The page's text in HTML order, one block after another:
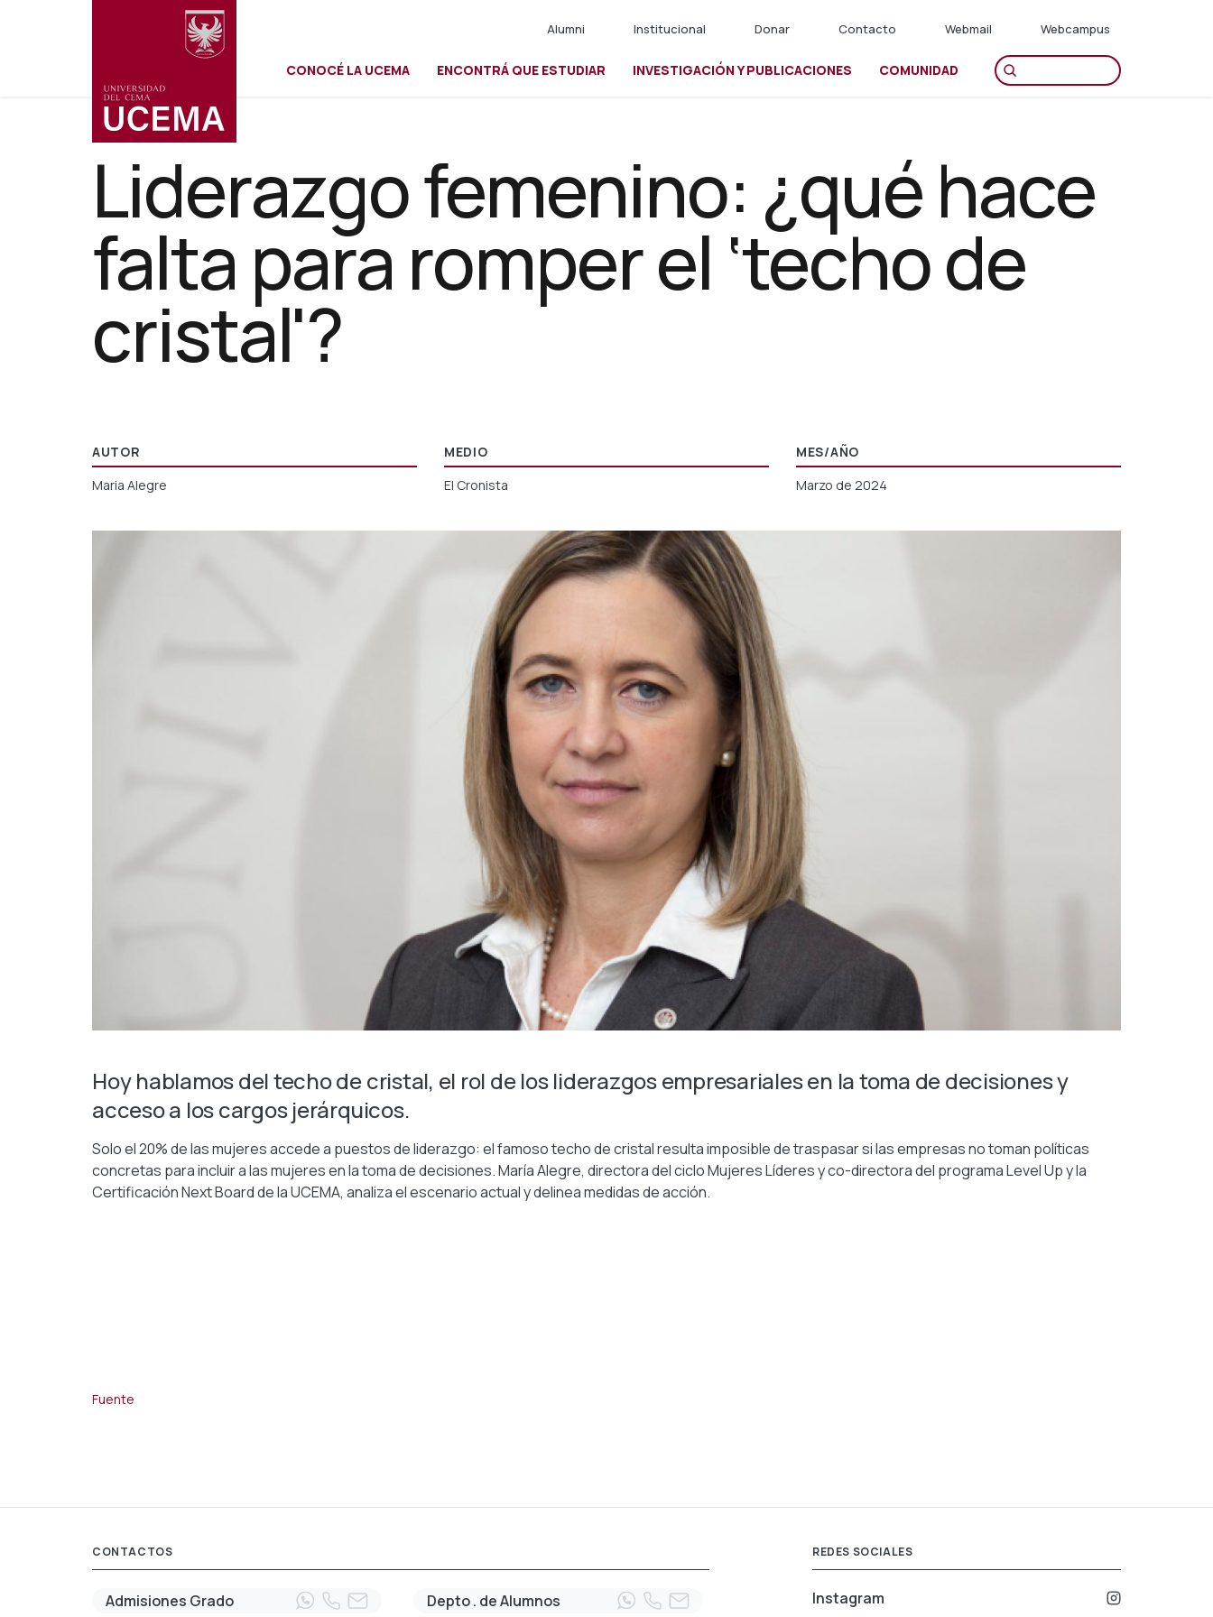
Menú
secundario
Alumni Institucional Donar Contacto Webmail Webcampus
CONOCÉ LA UCEMA ENCONTRÁ QUE ESTUDIAR INVESTIGACIÓN Y PUBLICACIONES COMUNIDAD
Liderazgo femenino: ¿qué hace
falta para romper el ‘techo de
cristal'?
AUTOR
Maria Alegre
MEDIO
El Cronista
MES/AÑO
Marzo de 2024
Hoy hablamos del techo de cristal, el rol de los liderazgos empresariales en la toma de decisiones y
acceso a los cargos jerárquicos.
Solo el 20% de las mujeres accede a puestos de liderazgo: el famoso techo de cristal resulta imposible de traspasar si las empresas no toman políticas
concretas para incluir a las mujeres en la toma de decisiones. María Alegre, directora del ciclo Mujeres Líderes y co-directora del programa Level Up y la
Certificación Next Board de la UCEMA, analiza el escenario actual y delinea medidas de acción.
Fuente
CONTACTOS
Admisiones Grado Depto . de Alumnos
REDES SOCIALES
Instagram